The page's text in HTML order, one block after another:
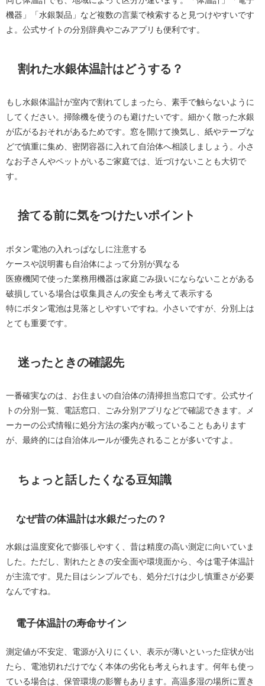
機器」「水銀製品」など複数の言葉で検索すると見つけやすいです
よ。公式サイトの分別辞典やごみアプリも便利です。
割れた水銀体温計はどうする？
もし水銀体温計が室内で割れてしまったら、素手で触らないように
してください。掃除機を使うのも避けたいです。細かく散った水銀
が広がるおそれがあるためです。窓を開けて換気し、紙やテープな
どで慎重に集め、密閉容器に入れて自治体へ相談しましょう。小さ
なお子さんやペットがいるご家庭では、近づけないことも大切で
す。
捨てる前に気をつけたいポイント
ボタン電池の入れっぱなしに注意する
ケースや説明書も自治体によって分別が異なる
医療機関で使った業務用機器は家庭ごみ扱いにならないことがある
破損している場合は収集員さんの安全も考えて表示する
特にボタン電池は見落としやすいですね。小さいですが、分別上は
とても重要です。
迷ったときの確認先
一番確実なのは、お住まいの自治体の清掃担当窓口です。公式サイ
トの分別一覧、電話窓口、ごみ分別アプリなどで確認できます。メ
ーカーの公式情報に処分方法の案内が載っていることもあります
が、最終的には自治体ルールが優先されることが多いですよ。
ちょっと話したくなる豆知識
なぜ昔の体温計は水銀だったの？
水銀は温度変化で膨張しやすく、昔は精度の高い測定に向いていま
した。ただし、割れたときの安全面や環境面から、今は電子体温計
が主流です。見た目はシンプルでも、処分だけは少し慎重さが必要
なんですね。
電子体温計の寿命サイン
測定値が不安定、電源が入りにくい、表示が薄いといった症状が出
たら、電池切れだけでなく本体の劣化も考えられます。何年も使っ
ている場合は、保管環境の影響もあります。高温多湿の場所に置き